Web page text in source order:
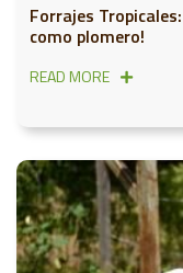
Forrajes
como plomero!
READ MORE